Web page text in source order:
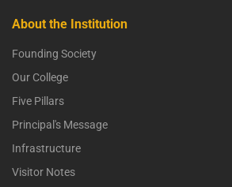
About the Institution
Founding Society
Our College
Five Pillars
Principal's Message
Infrastructure
Visitor Notes